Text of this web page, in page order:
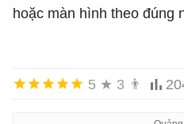
hoặc màn hình theo đúng
5 ★ 3 👨